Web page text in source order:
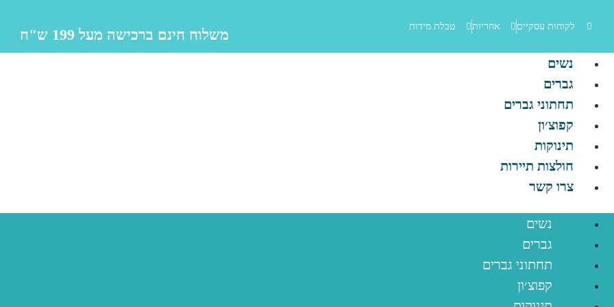
לקוחות עסקיים אחריות טבלת מידות משלוח חינם ברכישה מעל 199 ש"ח
נשים
גברים
תחתוני גברים
קפוצ׳ון
תינוקות
חולצות תיירות
צרו קשר
נשים
גברים
תחתוני גברים
קפוצ׳ון